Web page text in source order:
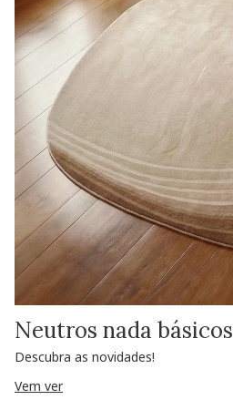
Neutros nada básicos
Descubra as novidades!
Vem ver